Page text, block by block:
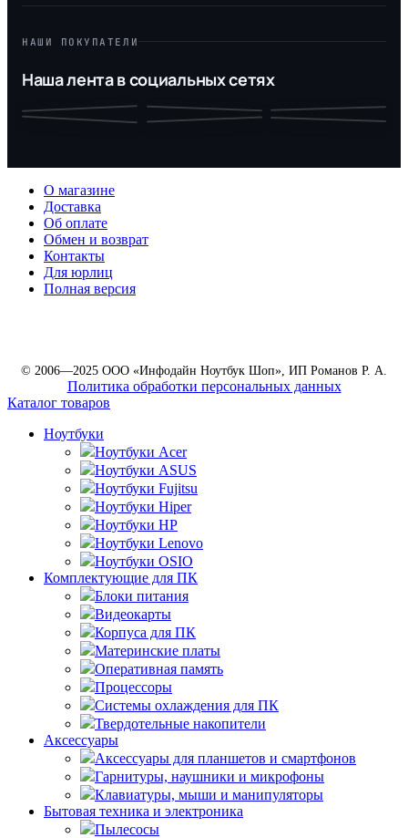
НАШИ ПОКУПАТЕЛИ
Наша лента в социальных сетях
О магазине
Доставка
Об оплате
Обмен и возврат
Контакты
Для юрлиц
Полная версия
© 2006—2025 ООО «Инфодайн Ноутбук Шоп», ИП Романов Р. А.
Политика обработки персональных данных
Каталог товаров
Ноутбуки
Ноутбуки Acer
Ноутбуки ASUS
Ноутбуки Fujitsu
Ноутбуки Hiper
Ноутбуки HP
Ноутбуки Lenovo
Ноутбуки OSIO
Комплектующие для ПК
Блоки питания
Видеокарты
Корпуса для ПК
Материнские платы
Оперативная память
Процессоры
Системы охлаждения для ПК
Твердотельные накопители
Аксессуары
Аксессуары для планшетов и смартфонов
Гарнитуры, наушники и микрофоны
Клавиатуры, мыши и манипуляторы
Бытовая техника и электроника
Пылесосы